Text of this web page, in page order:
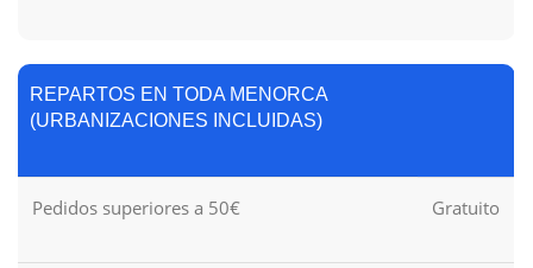
REPARTOS EN TODA MENORCA
(URBANIZACIONES INCLUIDAS)
Pedidos superiores a 50€ Gratuito